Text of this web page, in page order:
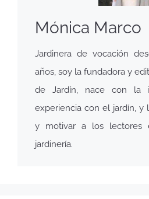
Mónica Marco
Jardinera de vocación
años, soy la fundadora y
de Jardín, nace con la
experiencia con el jardín, y
y motivar a los lectores
jardinería.